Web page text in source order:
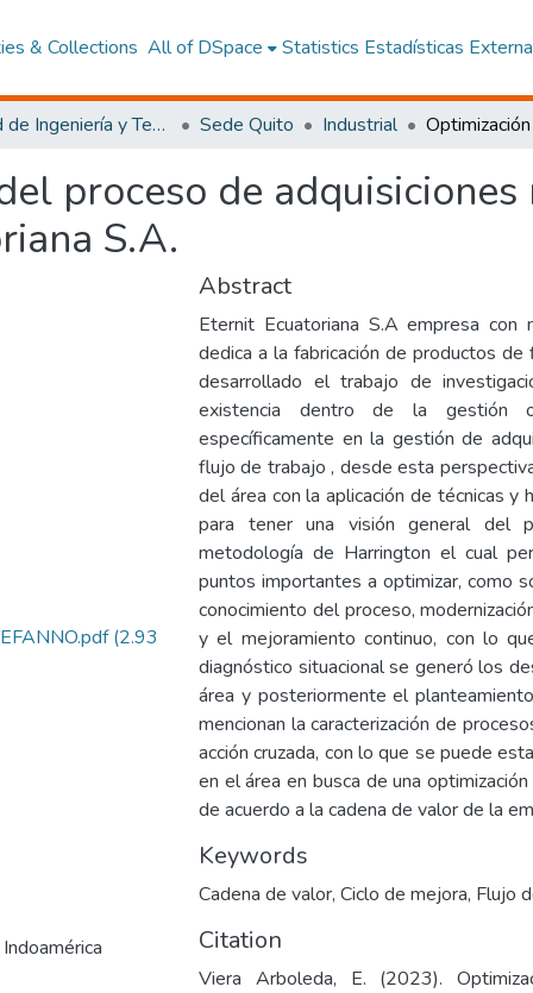
& Collections All of DSpace Statistics Estadísticas
Facultad de Ingeniería y Tecnologías de la Información y la Comunicación Sede Quito Industrial
proceso de
S.A.
(2.93
Abstract
Eternit Ecuatoriana S.A empresa
dedica a la fabricación de productos
desarrollado el trabajo de
existencia dentro de la gestión
específicamente en la gestión de
flujo de trabajo , desde esta
del área con la aplicación de técnicas y
para tener una visión general del
metodología de Harrington el cual
puntos importantes a optimizar, como
conocimiento del proceso,
y el mejoramiento continuo, con lo
diagnóstico situacional se generó los
área y posteriormente el
mencionan la caracterización de
acción cruzada, con lo que se puede
en el área en busca de una
de acuerdo a la cadena de valor de la
Keywords
Cadena de valor, Ciclo de mejora, Flujo
Citation
Viera Arboleda, E. (2023).